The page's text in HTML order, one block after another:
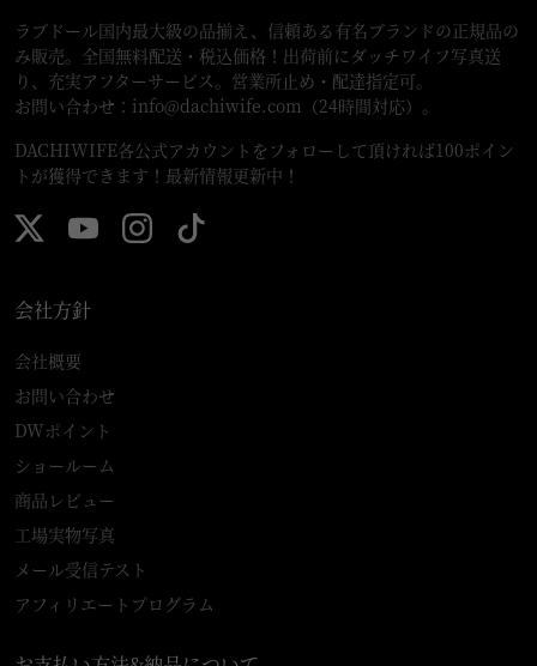
ラブドール国内最大級の品揃え、信頼ある有名ブランドの正規品の
み販売。全国無料配送・税込価格！出荷前にダッチワイフ写真送
り、充実アフターサービス。営業所止め・配達指定可。
お問い合わせ： info@dachiwife.com （24時間対応）。
DACHIWIFE各公式アカウントをフォローして頂ければ100ポイン
トが獲得できます！最新情報更新中！
会社方針
会社概要
お問い合わせ
DWポイント
ショールーム
商品レビュー
工場実物写真
メール受信テスト
アフィリエートプログラム